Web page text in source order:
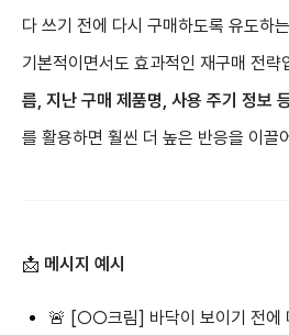
다 쓰기 전에 다시 구매하도록 유도하는
기본적이면서도 효과적인 재구매 전략
름, 지난 구매 제품명, 사용 주기 정보
를 활용하면 훨씬 더 높은 반응을 이끌
📩 메시지 예시
🚨 [○○크림] 바닥이 보이기 전에